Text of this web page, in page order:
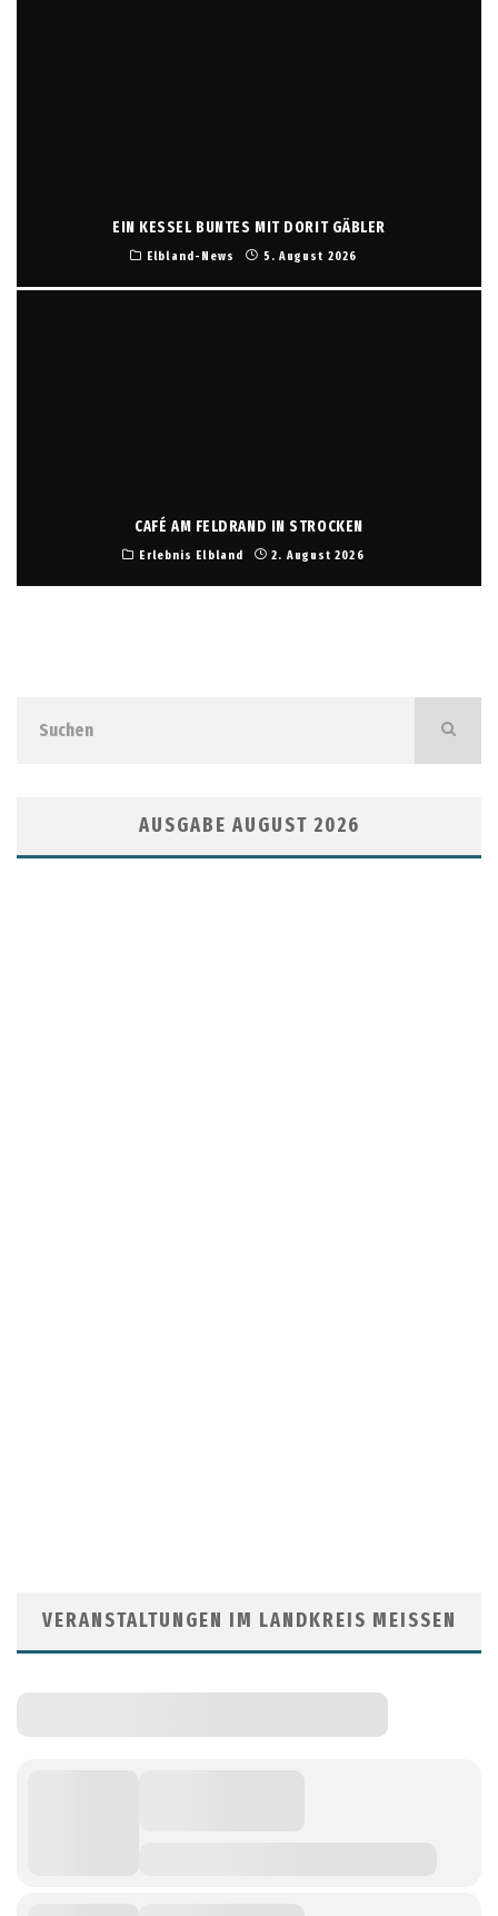
EIN KESSEL BUNTES MIT DORIT GÄBLER
Elbland-News 5. August 2026
CAFÉ AM FELDRAND IN STROCKEN
Erlebnis Elbland 2. August 2026
AUSGABE AUGUST 2026
VERANSTALTUNGEN IM LANDKREIS MEISSEN